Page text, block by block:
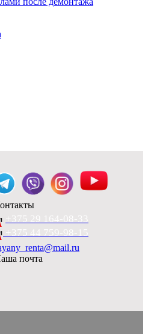
+375 29 164-08-33
+375 44 759-98-15
почта